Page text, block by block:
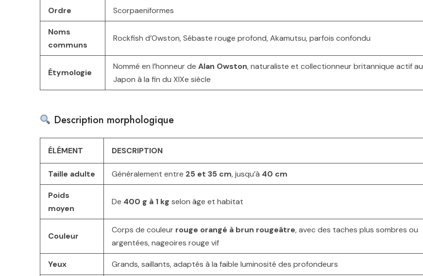
Ordre Scorpaeniformes
Noms
communs
Rockfish d’Owston, Sébaste rouge profond, Akamutsu, parfois confondu
Étymologie
Nommé en l’honneur de Alan Owston, naturaliste et collectionneur britannique actif au
Japon à la fin du XIXe siècle
Description morphologique
ÉLÉMENT DESCRIPTION
Taille adulte Généralement entre 25 et 35 cm, jusqu’à 40 cm
Poids
moyen
De 400 g à 1 kg selon âge et habitat
Couleur
Corps de couleur rouge orangé à brun rougeâtre, avec des taches plus sombres ou
argentées, nageoires rouge vif
Yeux Grands, saillants, adaptés à la faible luminosité des profondeurs